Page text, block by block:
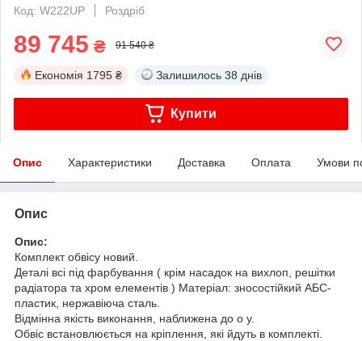
Код: W222UP
Роздріб
89 745 ₴ 91 540 ₴
Економія 1795 ₴ Залишилось 38 днів
Купити
Опис Характеристики Доставка Оплата Умови
Опис
Опис:
Комплект обвісу новий.
Деталі всі під фарбування ( крім насадок на вихлоп, решітки
радіатора та хром елементів ) Матеріал: зносостійкий АБС-
пластик, нержавіюча сталь.
Відмінна якість виконання, наближена до о у.
Обвіс встановлюється на кріплення, які йдуть в комплекті.